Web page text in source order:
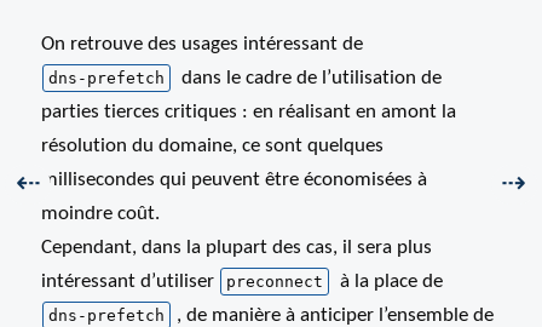
On retrouve des usages intéressant de
dns-prefetch
dans le cadre de l’utilisation de
parties tierces critiques : en réalisant en amont la
résolution du domaine, ce sont quelques
millisecondes qui peuvent être économisées à
moindre coût.
Cependant, dans la plupart des cas, il sera plus
intéressant d’utiliser
preconnect à la place de
dns-prefetch
, de manière à anticiper l’ensemble de
Précédent :
⇠ ⇢